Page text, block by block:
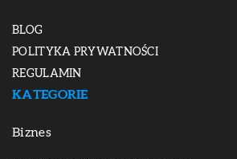
BLOG
POLITYKA PRYWATNOŚCI
REGULAMIN
KATEGORIE
Biznes